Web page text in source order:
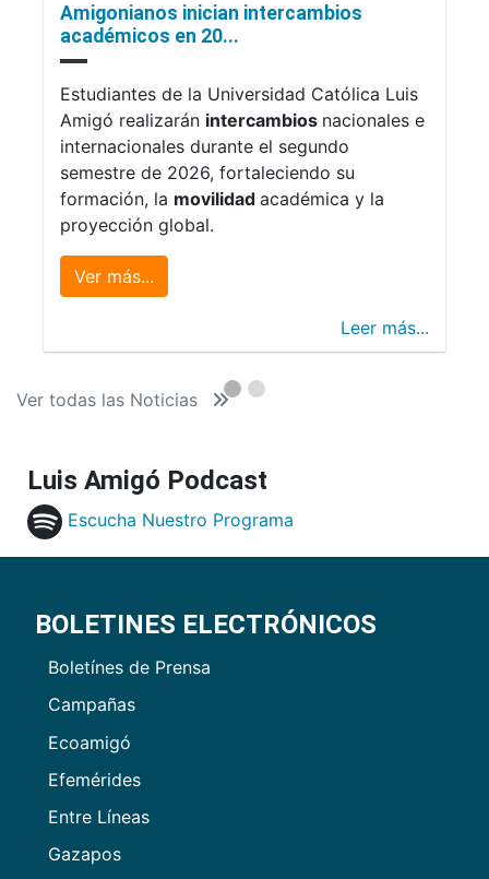
Amigonianos inician intercambios
académicos en 20...
Estudiantes de la Universidad Católica Luis
Amigó realizarán intercambios nacionales e
internacionales durante el segundo
semestre de 2026, fortaleciendo su
formación, la movilidad académica y la
proyección global.
Ver más...
Leer más...
Ver todas las Noticias
Luis Amigó Podcast
Escucha Nuestro Programa
BOLETINES ELECTRÓNICOS
Boletínes de Prensa
Campañas
Ecoamigó
Efemérides
Entre Líneas
Gazapos